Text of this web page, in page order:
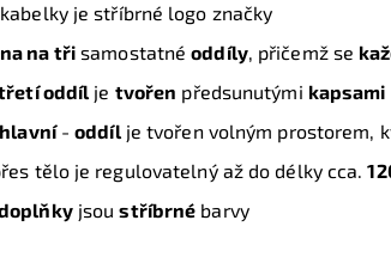
je stříbrné logo značky
na tři samostatnéoddíly, přičemž se
oddíl je tvořen předsunutými kapsami
hlavní-oddílje tvořen volným prostorem,
tělo je regulovatelný až do délky cca.
jsoustříbrné barvy